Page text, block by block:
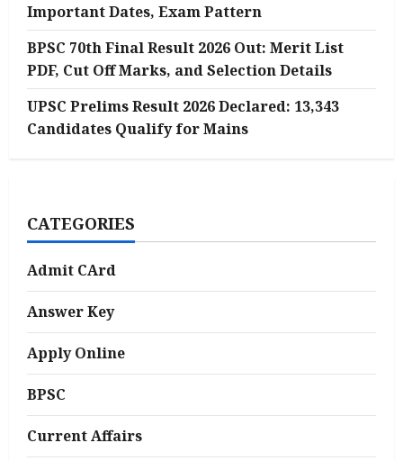
Important Dates, Exam Pattern
BPSC 70th Final Result 2026 Out: Merit List
PDF, Cut Off Marks, and Selection Details
UPSC Prelims Result 2026 Declared: 13,343
Candidates Qualify for Mains
CATEGORIES
Admit CArd
Answer Key
Apply Online
BPSC
Current Affairs